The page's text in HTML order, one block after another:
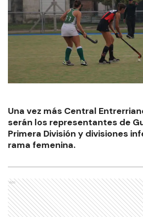
Una vez más Central
serán los representantes de
Primera División y divisiones
rama femenina.
Ads